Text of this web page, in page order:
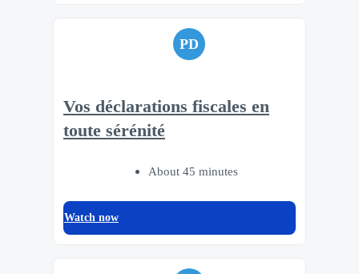
PD
Vos déclarations fiscales en
toute sérénité
About 45 minutes
Watch now